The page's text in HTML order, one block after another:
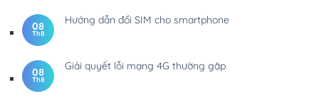
08
Th8
Hướng dẫn đổi SIM cho smartphone
08
Th8
Giải quyết lỗi mạng 4G thường gặp